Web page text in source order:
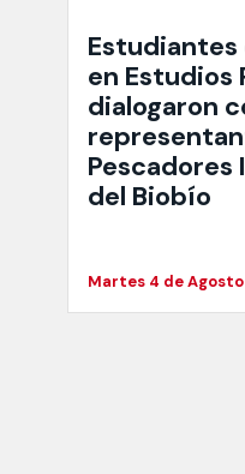
en Estudios
dialogaron
Pescadores
del Biobío
Martes 4 de